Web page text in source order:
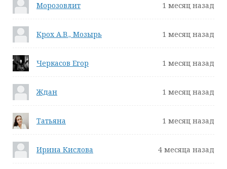
Морозовлит 1 месяц назад
Крох А.В., Мозырь 1 месяц назад
Черкасов Егор 1 месяц назад
Ждан 1 месяц назад
Татьяна 1 месяц назад
Ирина Кислова 4 месяца назад